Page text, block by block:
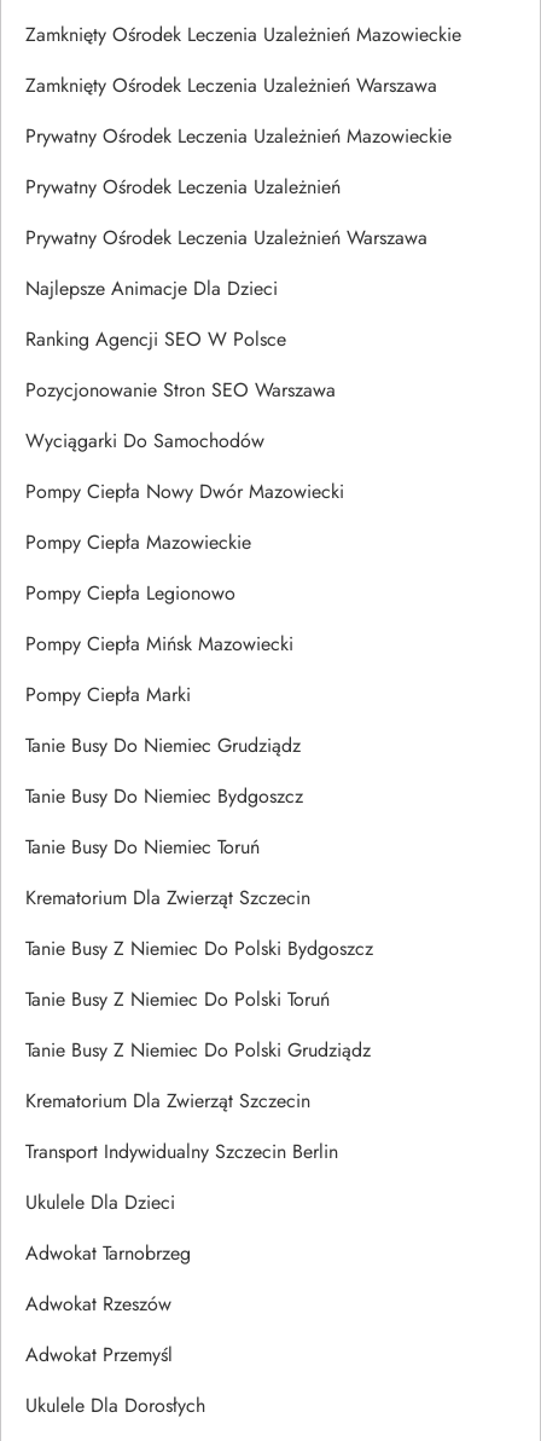
Zamknięty Ośrodek Leczenia Uzależnień Mazowieckie
Zamknięty Ośrodek Leczenia Uzależnień Warszawa
Prywatny Ośrodek Leczenia Uzależnień Mazowieckie
Prywatny Ośrodek Leczenia Uzależnień
Prywatny Ośrodek Leczenia Uzależnień Warszawa
Najlepsze Animacje Dla Dzieci
Ranking Agencji SEO W Polsce
Pozycjonowanie Stron SEO Warszawa
Wyciągarki Do Samochodów
Pompy Ciepła Nowy Dwór Mazowiecki
Pompy Ciepła Mazowieckie
Pompy Ciepła Legionowo
Pompy Ciepła Mińsk Mazowiecki
Pompy Ciepła Marki
Tanie Busy Do Niemiec Grudziądz
Tanie Busy Do Niemiec Bydgoszcz
Tanie Busy Do Niemiec Toruń
Krematorium Dla Zwierząt Szczecin
Tanie Busy Z Niemiec Do Polski Bydgoszcz
Tanie Busy Z Niemiec Do Polski Toruń
Tanie Busy Z Niemiec Do Polski Grudziądz
Krematorium Dla Zwierząt Szczecin
Transport Indywidualny Szczecin Berlin
Ukulele Dla Dzieci
Adwokat Tarnobrzeg
Adwokat Rzeszów
Adwokat Przemyśl
Ukulele Dla Dorosłych